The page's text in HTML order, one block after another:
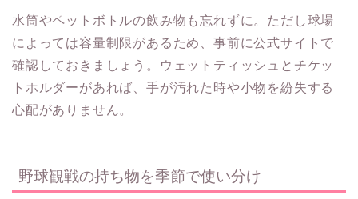
水筒やペットボトルの飲み物も忘れずに。ただし球場
によっては容量制限があるため、事前に公式サイトで
確認しておきましょう。ウェットティッシュとチケッ
トホルダーがあれば、手が汚れた時や小物を紛失する
心配がありません。
野球観戦の持ち物を季節で使い分け